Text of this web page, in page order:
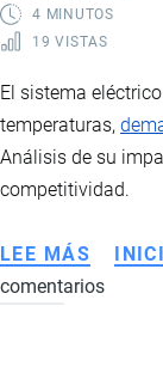
Y
EL
4 MINUTOS
19 VISTAS
El sistema
temperaturas,
Análisis de su
competitividad.
LEE MÁS SOBRE
CRISIS
comentarios